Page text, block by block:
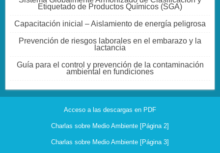
Etiquetado de Productos Químicos (SGA)
Capacitación inicial – Aislamiento de energía peligrosa
Prevención de riesgos laborales en el embarazo y la
lactancia
Guía para el control y prevención de la contaminación
ambiental en fundiciones
Acceso a las descargas en PDF
Charlas sobre Medio Ambiente [Página 2]
Charlas sobre Medio Ambiente [Página 3]